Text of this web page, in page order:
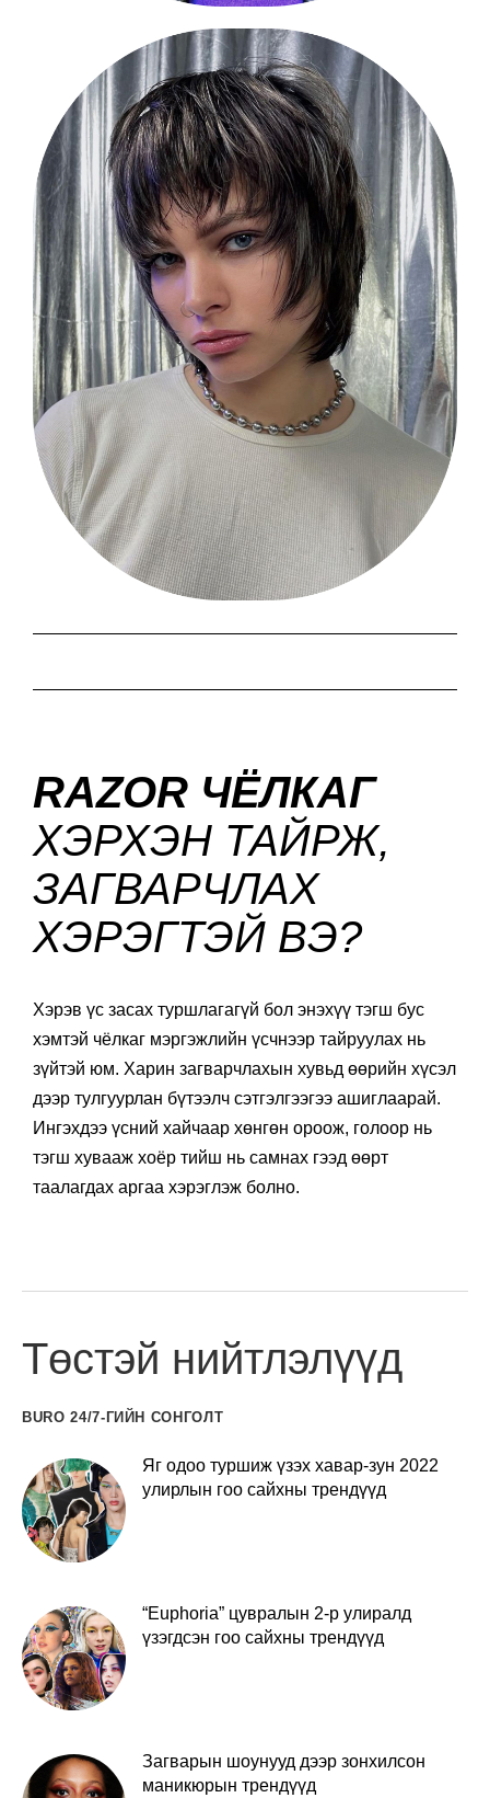
RAZOR ЧЁЛКАГ
ХЭРХЭН ТАЙРЖ,
ЗАГВАРЧЛАХ
ХЭРЭГТЭЙ ВЭ?
Хэрэв үс засах туршлагагүй бол энэхүү тэгш бус
хэмтэй чёлкаг мэргэжлийн үсчнээр тайруулах нь
зүйтэй юм. Харин загварчлахын хувьд өөрийн хүсэл
дээр тулгуурлан бүтээлч сэтгэлгээгээ ашиглаарай.
Ингэхдээ үсний хайчаар хөнгөн ороож, голоор нь
тэгш хувааж хоёр тийш нь самнах гээд өөрт
таалагдах аргаа хэрэглэж болно.
Төстэй нийтлэлүүд
BURO 24/7-ГИЙН СОНГОЛТ
Яг одоо туршиж үзэх хавар-зун 2022
улирлын гоо сайхны трендүүд
“Euphoria” цувралын 2-р улиралд
үзэгдсэн гоо сайхны трендүүд
Загварын шоунууд дээр зонхилсон
маникюрын трендүүд